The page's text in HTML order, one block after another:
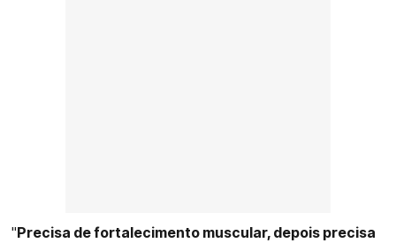
"Precisa de fortalecimento muscular, depois precisa